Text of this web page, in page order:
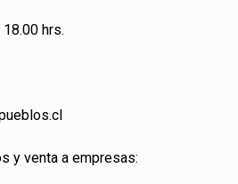
hrs.
y venta a empresas: